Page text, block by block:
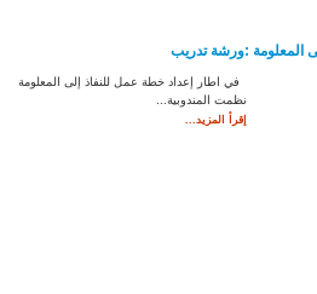
المعلومة :ورشة تدريب
في اطار إعداد خطة عمل للنفاذ إلى المعلومة
نظمت المندوبية...
إقرأ المزيد...